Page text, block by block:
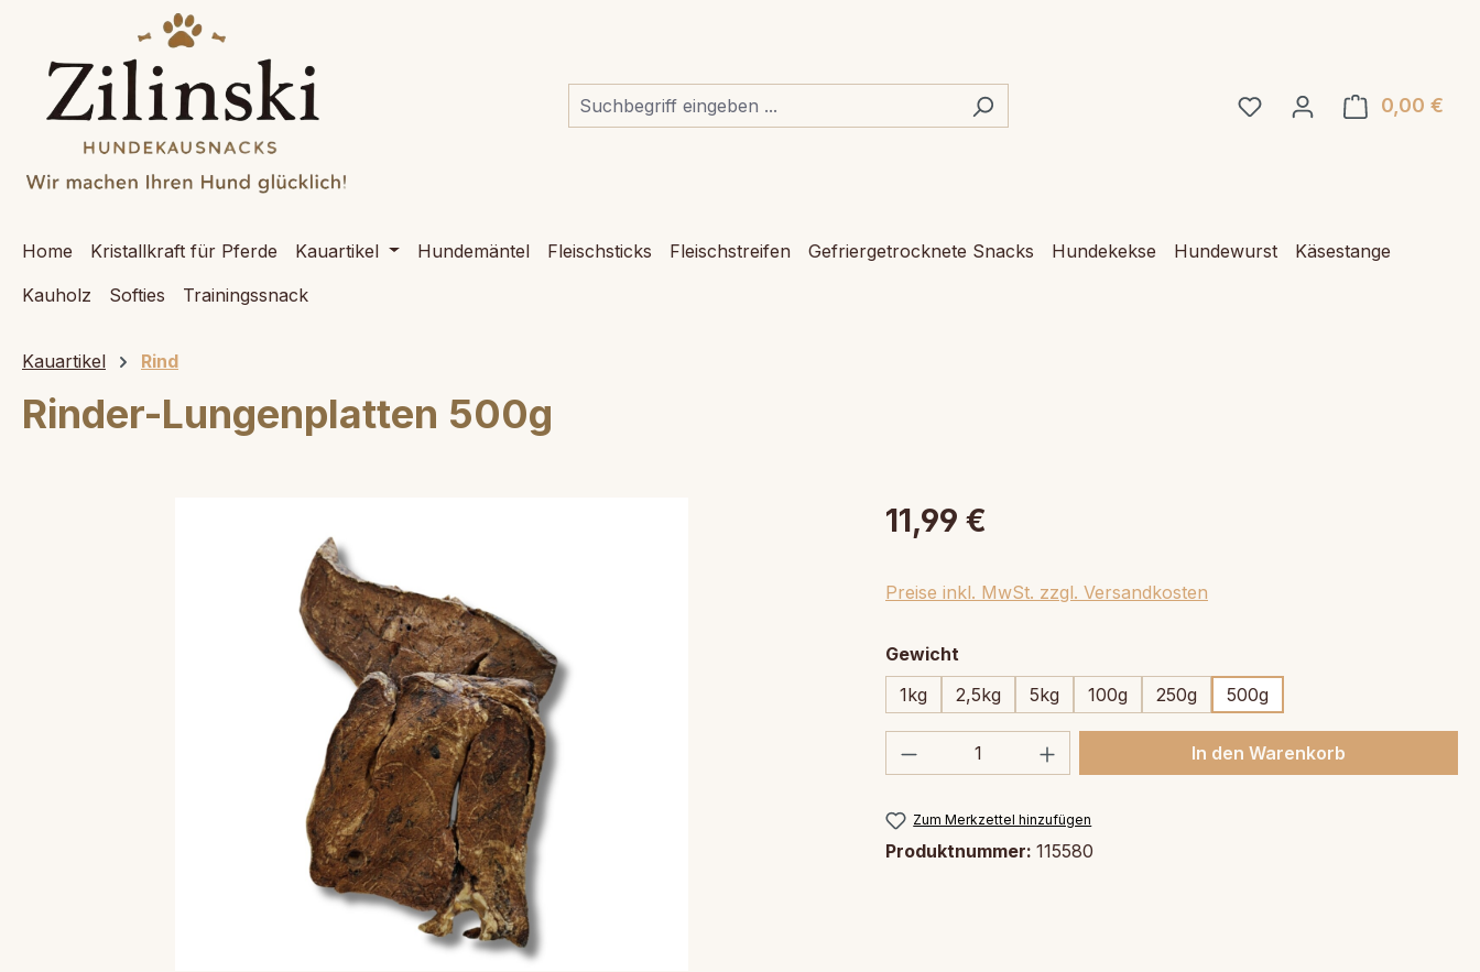
Zur Hauptnavigation springen
0,00 €
Home Kristallkraft für Pferde Kauartikel Hundemäntel Fleischsticks Fleischstreifen Gefriergetrocknete Snacks Hundekekse Hundewurst
Käsestange
Kauholz
Softies Trainingssnack
Kauartikel Rind
Rinder-Lungenplatten 500g
11,99 €
Preise inkl. MwSt. zzgl. Versandkosten
Gewicht
1kg
2,5kg 5kg 100g 250g 500g
Produkt Anzahl: Gib den gewünschten Wert
In den Warenkorb
Zum Merkzettel hinzufügen
Produktnummer: 115580